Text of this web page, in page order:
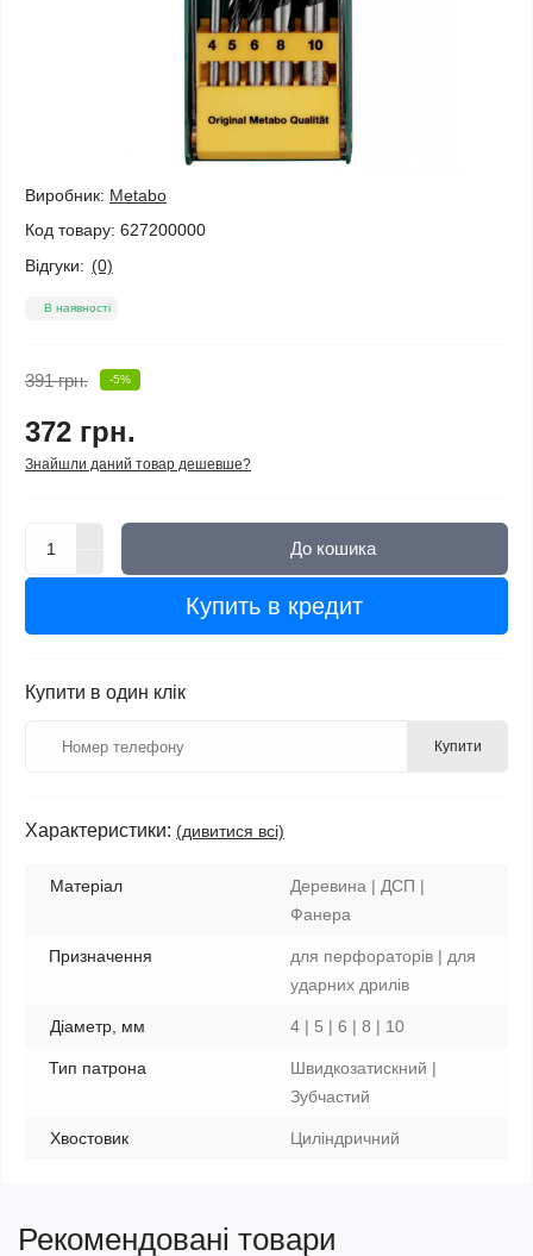
Виробник: Metabo
Код товару: 627200000
Відгуки: (0)
В наявності
391 грн. -5%
372 грн.
Знайшли даний товар дешевше?
До кошика
Купить в кредит
Купити в один клік
Купити
Характеристики: (дивитися всі)
Матеріал
Деревина | ДСП |
Фанера
Призначення
для перфораторів | для
ударних дрилів
Діаметр, мм 4 | 5 | 6 | 8 | 10
Тип патрона
Швидкозатискний |
Зубчастий
Хвостовик Циліндричний
Рекомендовані товари